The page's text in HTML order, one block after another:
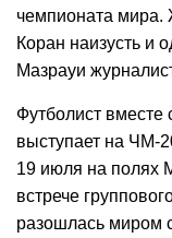
чемпионата мира.
Коран наизусть и
Мазрауи
Футболист вместе
выступает на ЧМ-
19 июля на полях
встрече
разошлась миром